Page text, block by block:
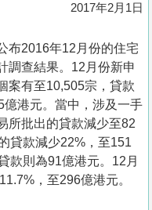
2017年2月1日
布2016年12月份的住宅
調查結果。12月份新申
案有至10,505宗，貸款
億港元。當中，涉及一手
所批出的貸款減少至82
貸款減少22%，至151
款則為91億港元。12月
，至296億港元。